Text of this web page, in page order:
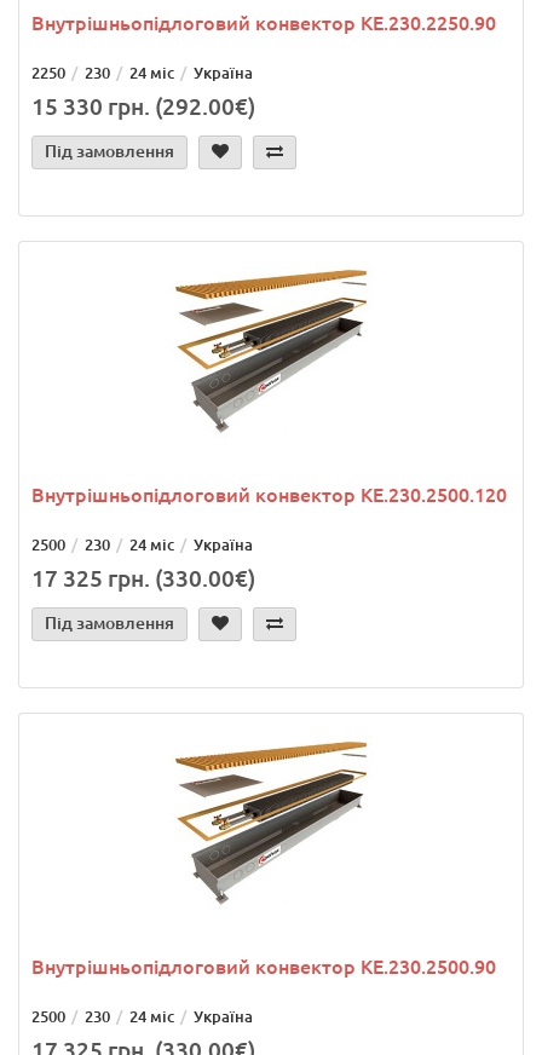
Внутрішньопідлоговий конвектор KE.230.2250.90
2250 230 24 міс Україна
15 330 грн. (292.00€)
Під замовлення
Внутрішньопідлоговий конвектор KE.230.2500.120
2500 230 24 міс Україна
17 325 грн. (330.00€)
Під замовлення
Внутрішньопідлоговий конвектор KE.230.2500.90
2500 230 24 міс Україна